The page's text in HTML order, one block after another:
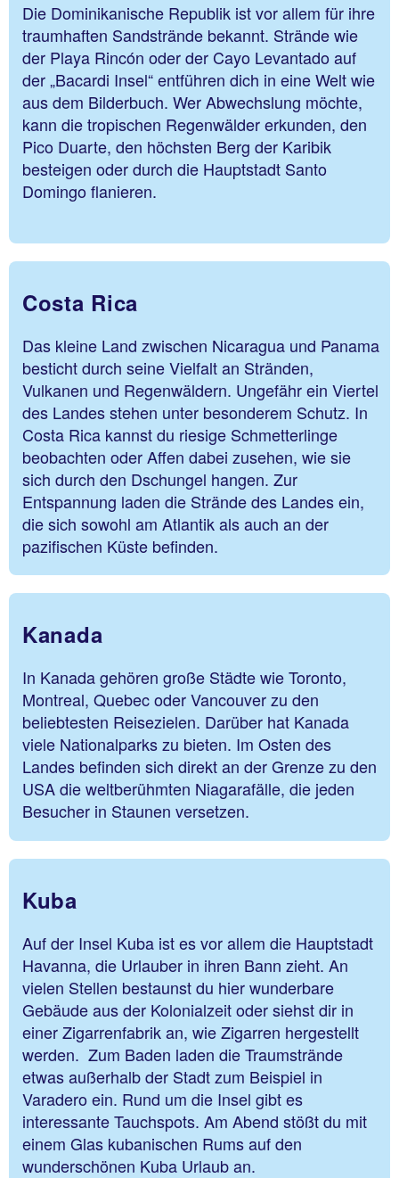
Die Dominikanische Republik ist vor allem für ihre
traumhaften Sandstrände bekannt. Strände wie
der Playa Rincón oder der Cayo Levantado auf
der „Bacardi Insel“ entführen dich in eine Welt wie
aus dem Bilderbuch. Wer Abwechslung möchte,
kann die tropischen Regenwälder erkunden, den
Pico Duarte, den höchsten Berg der Karibik
besteigen oder durch die Hauptstadt Santo
Domingo flanieren.
Costa Rica
Das kleine Land zwischen Nicaragua und Panama
besticht durch seine Vielfalt an Stränden,
Vulkanen und Regenwäldern. Ungefähr ein Viertel
des Landes stehen unter besonderem Schutz. In
Costa Rica kannst du riesige Schmetterlinge
beobachten oder Affen dabei zusehen, wie sie
sich durch den Dschungel hangen. Zur
Entspannung laden die Strände des Landes ein,
die sich sowohl am Atlantik als auch an der
pazifischen Küste befinden.
Kanada
In Kanada gehören große Städte wie Toronto,
Montreal, Quebec oder Vancouver zu den
beliebtesten Reisezielen. Darüber hat Kanada
viele Nationalparks zu bieten. Im Osten des
Landes befinden sich direkt an der Grenze zu den
USA die weltberühmten Niagarafälle, die jeden
Besucher in Staunen versetzen.
Kuba
Auf der Insel Kuba ist es vor allem die Hauptstadt
Havanna, die Urlauber in ihren Bann zieht. An
vielen Stellen bestaunst du hier wunderbare
Gebäude aus der Kolonialzeit oder siehst dir in
einer Zigarrenfabrik an, wie Zigarren hergestellt
werden. Zum Baden laden die Traumstrände
etwas außerhalb der Stadt zum Beispiel in
Varadero ein. Rund um die Insel gibt es
interessante Tauchspots. Am Abend stößt du mit
einem Glas kubanischen Rums auf den
wunderschönen Kuba Urlaub an.